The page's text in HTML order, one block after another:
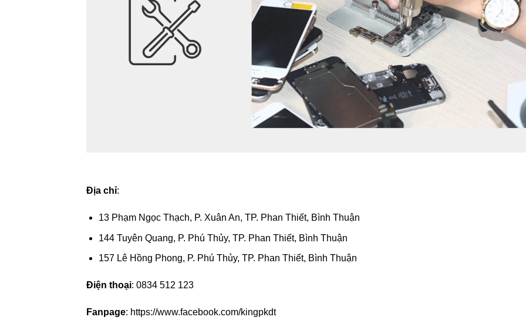
Địa chỉ:
13 Phạm Ngọc Thạch, P. Xuân An, TP. Phan Thiết, Bình Thuận
144 Tuyên Quang, P. Phú Thủy, TP. Phan Thiết, Bình Thuận
157 Lê Hồng Phong, P. Phú Thủy, TP. Phan Thiết, Bình Thuận
Điện thoại: 0834 512 123
Fanpage: https://www.facebook.com/kingpkdt